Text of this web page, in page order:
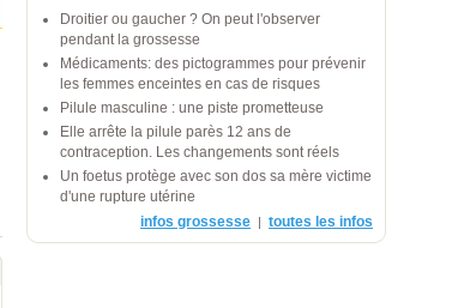
Droitier ou gaucher ? On peut l'observer
pendant la grossesse
Médicaments: des pictogrammes pour prévenir
les femmes enceintes en cas de risques
Pilule masculine : une piste prometteuse
Elle arrête la pilule parès 12 ans de
contraception. Les changements sont réels
Un foetus protège avec son dos sa mère victime
d'une rupture utérine
infos grossesse | toutes les infos